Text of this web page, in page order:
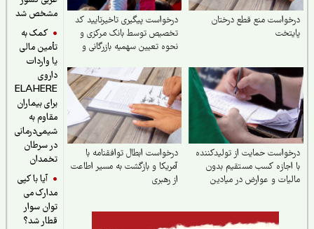
مشخص شد
کمک به
تأمین مالی
یا واردات
داروی
ELAHERE
برای بیماران
مقاوم به
شیمی‌درمانی
در سرطان
تخمدان
آیا با کپی
مدارک می
توان سوار
قطار شد؟
منع قطع درختان
درخواست پیگیری تاخیرتایید کد
تخصیص توسط بانک مرکزی و
نحوه تعیین سهمیه بازرگانی و
حمایت از تولیدکننده
اجازه کسب مستقیم بدون
و عوارض در میادین
درخواست ابطال توافقنامه با
آمریکا و بازگشت به مسیر اطاعت
از رهبری